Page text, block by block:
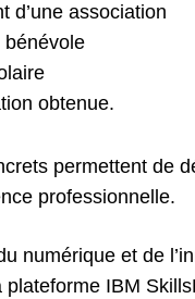
d’une association
bénévole
obtenue.
permettent de
professionnelle.
numérique et de
plateforme IBM